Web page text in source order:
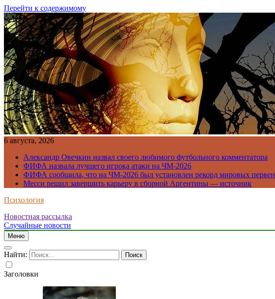
Перейти к содержимому
6 августа, 2026
Александр Овечкин назвал своего любимого футбольного комментатора
ФИФА назвала лучшего игрока атаки на ЧМ-2026
ФИФА сообщила, что на ЧМ-2026 был установлен рекорд мировых
Месси решил завершить карьеру в сборной Аргентины — источник
Психология
Новостная рассылка
Случайные новости
Меню
Найти:
Заголовки